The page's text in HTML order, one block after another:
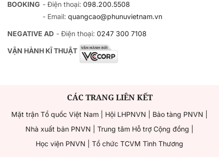
BOOKING - Điện thoại: 098.200.5508
- Email: quangcao@phunuvietnam.vn
NEGATIVE AD - Điện thoại: 0247 300 7108
VẬN HÀNH KĨ THUẬT
CÁC TRANG LIÊN KẾT
Mặt trận Tổ quốc Việt Nam Hội LHPNVN Bảo tàng PNVN
Nhà xuất bản PNVN
Trung tâm Hỗ trợ Cộng đồng
Học viện PNVN
Tổ chức TCVM Tình Thương